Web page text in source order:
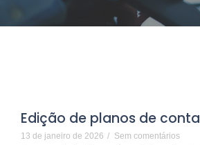
Edição de planos de conta
13 de janeiro de 2026 / Sem comentários